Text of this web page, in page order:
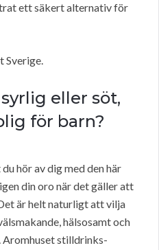
ett säkert alternativ för
Sverige.
eller söt,
för barn?
hör av dig med den här
din oro när det gäller att
är helt naturligt att vilja
hälsosamt och
Aromhuset stilldrinks-